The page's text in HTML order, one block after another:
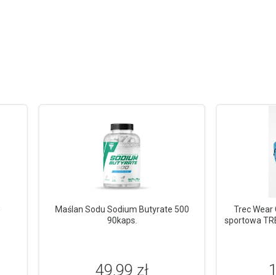
Maślan Sodu Sodium Butyrate 500
90kaps.
49,99 zł
Trec
sportowa